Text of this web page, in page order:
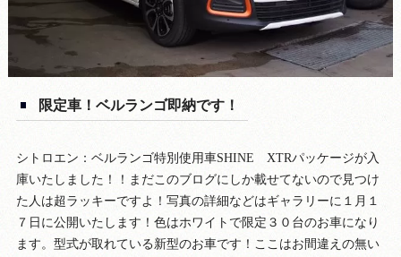
限定車！ベルランゴ即納です！
シトロエン：ベルランゴ特別使用車SHINE XTRパッケージが入
庫いたしました！！まだこのブログにしか載せてないので見つけ
た人は超ラッキーですよ！写真の詳細などはギャラリーに１月１
７日に公開いたします！色はホワイトで限定３０台のお車になり
ます。型式が取れている新型のお車です！ここはお間違えの無い